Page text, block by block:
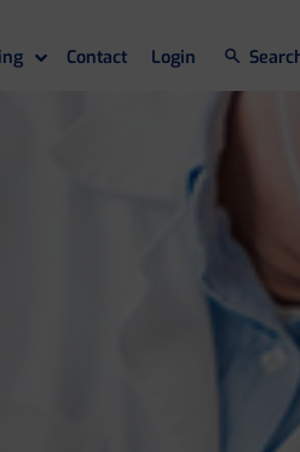
Contact Login